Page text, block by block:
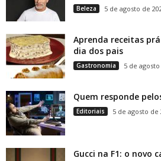
Beleza 5 de agosto de
Aprenda receitas
dia dos pais
Gastronomia 5 de
Quem responde
Editoriais 5 de agosto de
Gucci na F1: o novo